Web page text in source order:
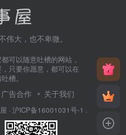
伟大，也不卑微。
可以随意吐槽的网站，
只要你愿意，都可以在
槽。
广告合作 关于我们
· 沪ICP备16001031号-1